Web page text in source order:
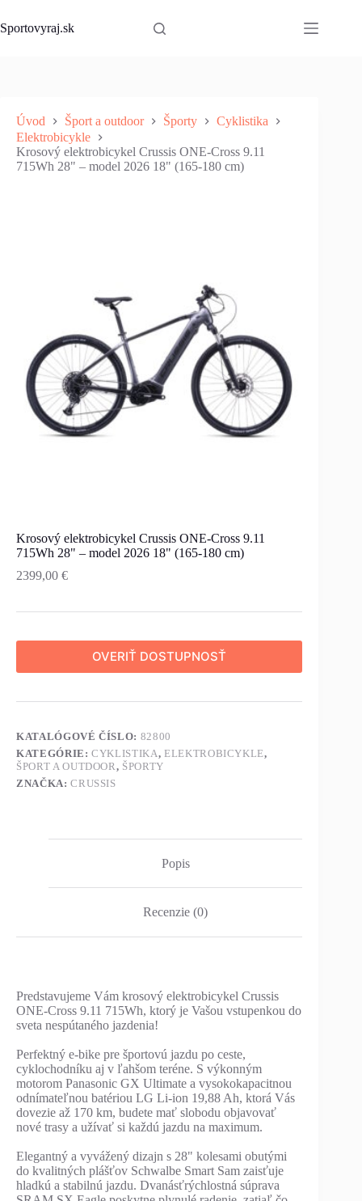
to
content
Sportovyraj.sk
Úvod Šport a outdoor Športy
Cyklistika
Elektrobicykle
Krosový elektrobicykel Crussis ONE-Cross 9.11
715Wh 28" – model 2026 18" (165-180 cm)
Krosový elektrobicykel Crussis ONE-Cross 9.11
715Wh 28" – model 2026 18" (165-180 cm)
2399,00 €
OVERIŤ DOSTUPNOSŤ
KATALÓGOVÉ ČÍSLO: 82800
KATEGÓRIE:CYKLISTIKA, ELEKTROBICYKLE,
ŠPORT A OUTDOOR , ŠPORTY
ZNAČKA:CRUSSIS
Popis
Recenzie (0)
Predstavujeme Vám krosový elektrobicykel Crussis
ONE-Cross 9.11 715Wh, ktorý je Vašou vstupenkou do
sveta nespútaného jazdenia!
Perfektný e-bike pre športovú jazdu po ceste,
cyklochodníku aj v ľahšom teréne. S výkonným
motorom Panasonic GX Ultimate a vysokokapacitnou
odnímateľnou batériou LG Li-ion 19,88 Ah, ktorá Vás
dovezie až 170 km, budete mať slobodu objavovať
nové trasy a užívať si každú jazdu na maximum.
Elegantný a vyvážený dizajn s 28" kolesami obutými
do kvalitných plášťov Schwalbe Smart Sam zaisťuje
hladkú a stabilnú jazdu. Dvanásťrýchlostná súprava